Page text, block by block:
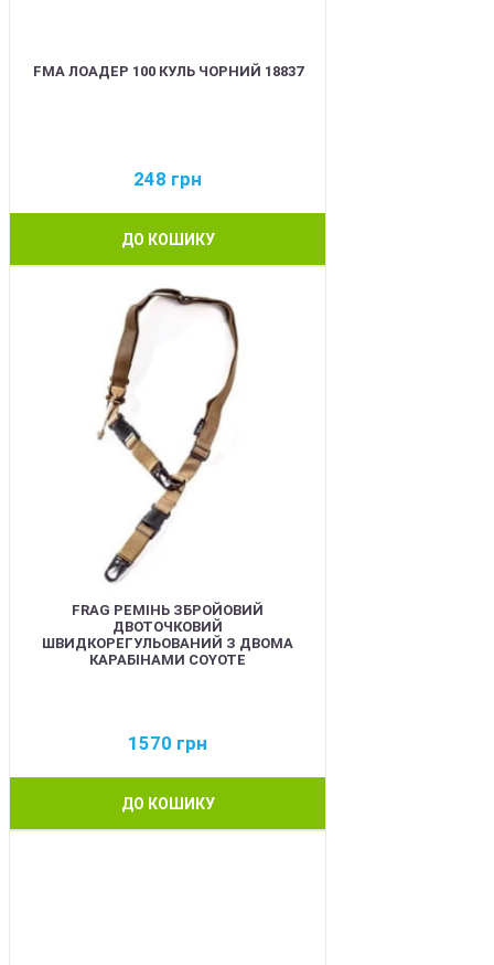
FMA ЛОАДЕР 100 КУЛЬ ЧОРНИЙ 18837
248 грн
ДО КОШИКУ
FRAG РЕМІНЬ ЗБРОЙОВИЙ
ДВОТОЧКОВИЙ
ШВИДКОРЕГУЛЬОВАНИЙ З ДВОМА
КАРАБІНАМИ COYOTE
1570 грн
ДО КОШИКУ